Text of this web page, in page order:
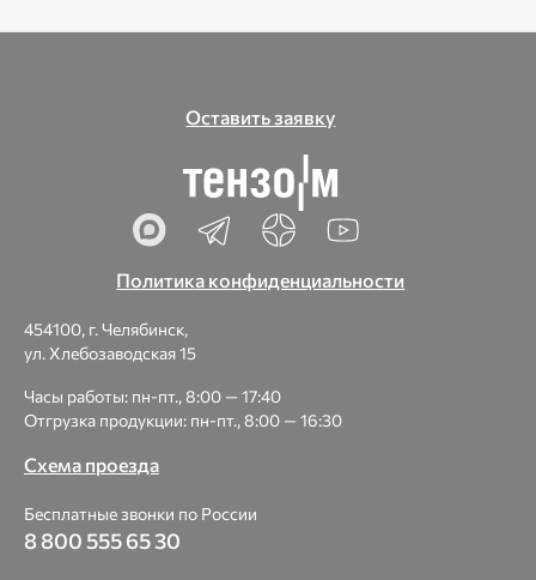
Оставить заявку
Политика конфиденциальности
454100, г. Челябинск,
ул. Хлебозаводская 15
Часы работы: пн-пт., 8:00 — 17:40
Отгрузка продукции: пн-пт., 8:00 — 16:30
Схема проезда
Бесплатные звонки по России
8 800 555 65 30